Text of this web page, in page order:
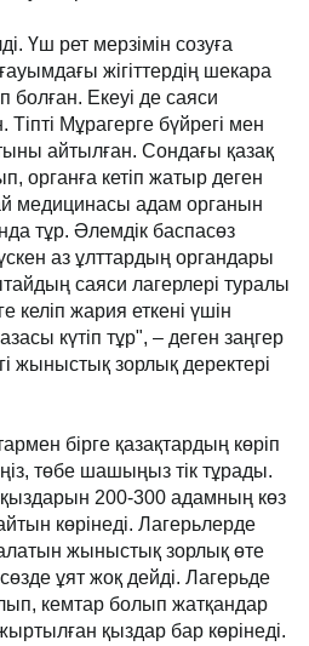
Үш рет мерзімін созуға
жігіттердің шекара
Екеуі де саяси
Мұрагерге бүйрегі мен
айтылған. Сондағы қазақ
органға кетіп жатыр деген
медицинасы адам органын
тұр. Әлемдік баспасөз
аз ұлттардың органдары
саяси лагерлері туралы
келіп жария еткені үшін
күтіп тұр", – деген заңгер
жыныстық зорлық деректері
бірге қазақтардың көріп
төбе шашыңыз тік тұрады.
200-300 адамның көз
көрінеді. Лагерьлерде
жыныстық зорлық өте
ұят жоқ дейді. Лагерьде
кемтар болып жатқандар
қыздар бар көрінеді.